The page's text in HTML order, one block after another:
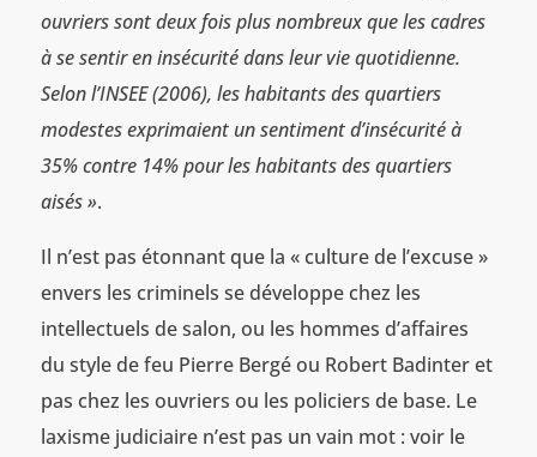
ouvriers sont deux fois plus nombreux que les cadres
à se sentir en insécurité dans leur vie quotidienne.
Selon l’INSEE (2006), les habitants des quartiers
modestes exprimaient un sentiment d’insécurité à
35% contre 14% pour les habitants des quartiers
aisés ».
Il n’est pas étonnant que la « culture de l’excuse »
envers les criminels se développe chez les
intellectuels de salon, ou les hommes d’affaires
du style de feu Pierre Bergé ou Robert Badinter et
pas chez les ouvriers ou les policiers de base. Le
laxisme judiciaire n’est pas un vain mot : voir le